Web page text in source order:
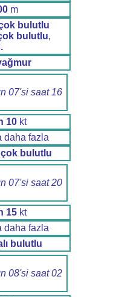
m
bulutlu
bulutlu,
07'si saat 16
10kt
daha fazla
çok bulutlu
07'si saat 20
15kt
daha fazla
bulutlu
08'si saat 02